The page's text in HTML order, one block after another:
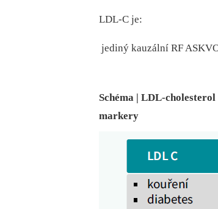
LDL-C je:
 jediný kauzální RF
Schéma | LDL-
markery